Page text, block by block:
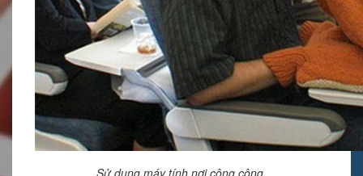
Sử dụng máy tính nơi công cộng